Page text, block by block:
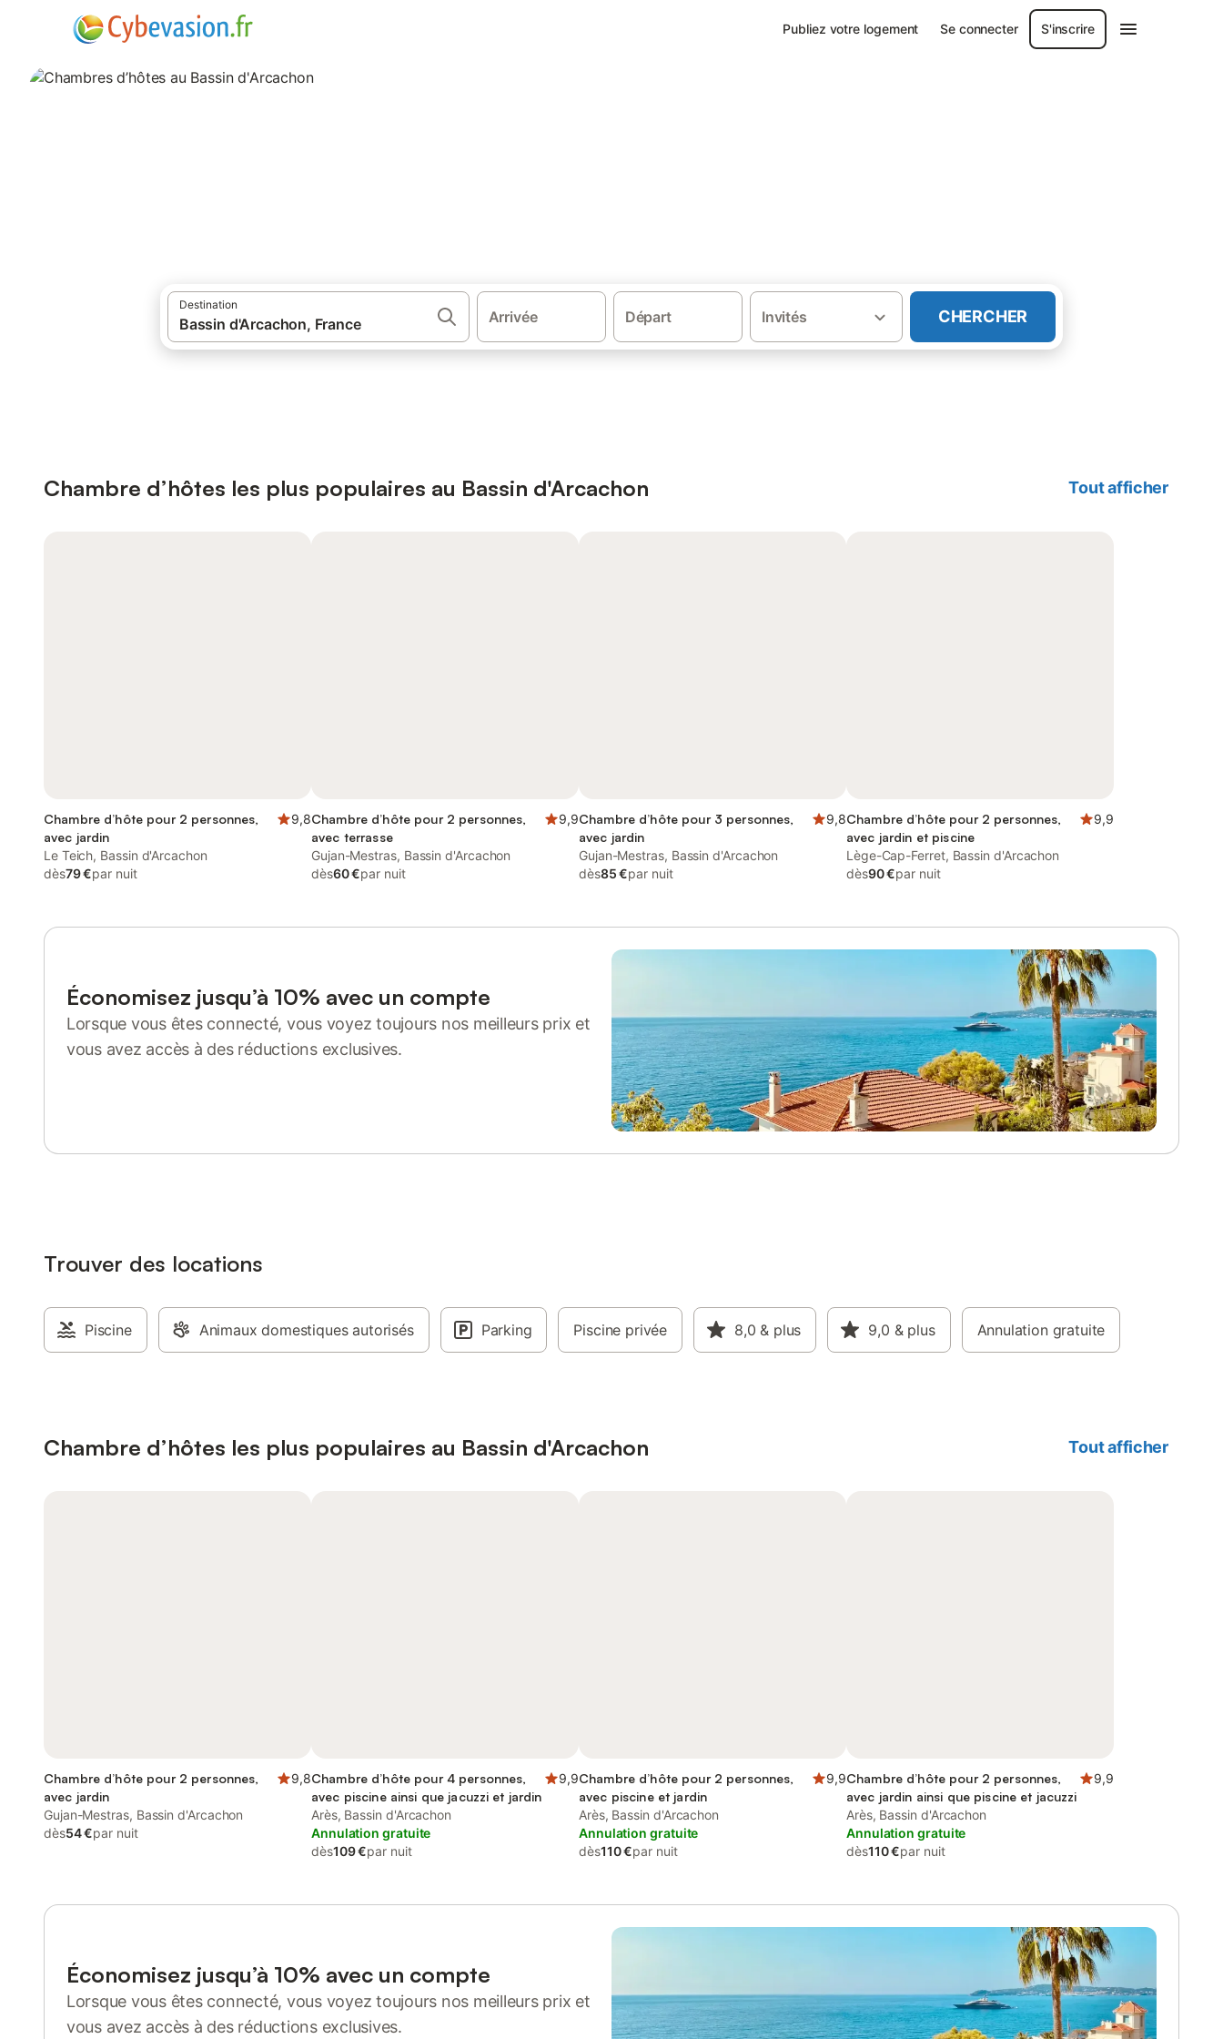
Publiez votre logement Se connecter S'inscrire
Destination
Arrivée Départ Invités CHERCHER
Chambre d’hôtes les plus populaires au Bassin d'Arcachon Tout afficher
Chambre d’hôte pour 2 personnes,
avec jardin
9,8
Le Teich, Bassin d'Arcachon
dès79 €par nuit
Chambre d’hôte pour 2 personnes,
avec terrasse
9,9
Gujan-Mestras, Bassin d'Arcachon
dès60 €par nuit
Chambre d’hôte pour 3 personnes,
avec jardin
9,8
Gujan-Mestras, Bassin d'Arcachon
dès85 €par nuit
Chambre d’hôte pour 2 personnes,
avec jardin et piscine
9,9
Lège-Cap-Ferret, Bassin d'Arcachon
dès90 €par nuit
Économisez jusqu’à 10% avec un compte
Lorsque vous êtes connecté, vous voyez toujours nos meilleurs prix et
vous avez accès à des réductions exclusives.
Trouver des locations
Piscine Animaux domestiques autorisés Parking Piscine privée 8,0 & plus 9,0 & plus Annulation gratuite
Chambre d’hôtes les plus populaires au Bassin d'Arcachon Tout afficher
Chambre d’hôte pour 2 personnes,
avec jardin
9,8
Gujan-Mestras, Bassin d'Arcachon
dès54 €par nuit
Chambre d’hôte pour 4 personnes,
avec piscine ainsi que jacuzzi et jardin
9,9
Arès, Bassin d'Arcachon
Annulation gratuite
dès109 €par nuit
Chambre d’hôte pour 2 personnes,
avec piscine et jardin
9,9
Arès, Bassin d'Arcachon
Annulation gratuite
dès110 €par nuit
Chambre d’hôte pour 2 personnes,
avec jardin ainsi que piscine et jacuzzi
9,9
Arès, Bassin d'Arcachon
Annulation gratuite
dès110 €par nuit
Économisez jusqu’à 10% avec un compte
Lorsque vous êtes connecté, vous voyez toujours nos meilleurs prix et
vous avez accès à des réductions exclusives.